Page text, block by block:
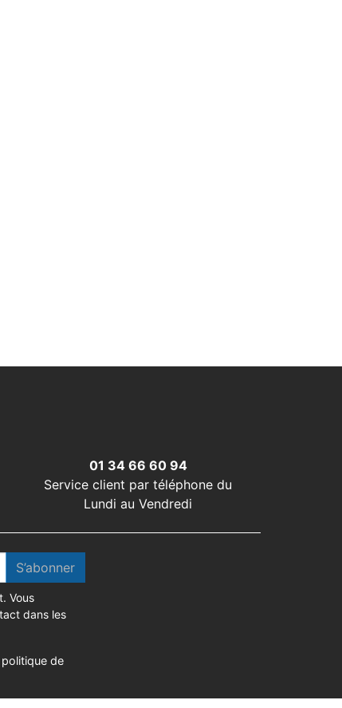
01 34 66 60 94
Service client par téléphone du
Lundi au Vendredi
S’abonner
Vous
dans les
de